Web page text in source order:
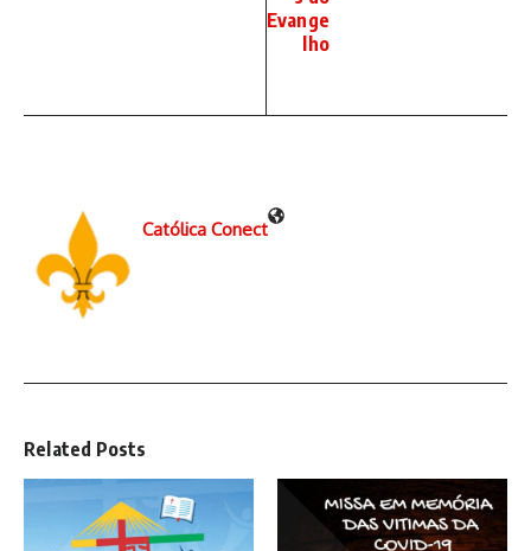
Evange
lho
Católica Conect
Related Posts